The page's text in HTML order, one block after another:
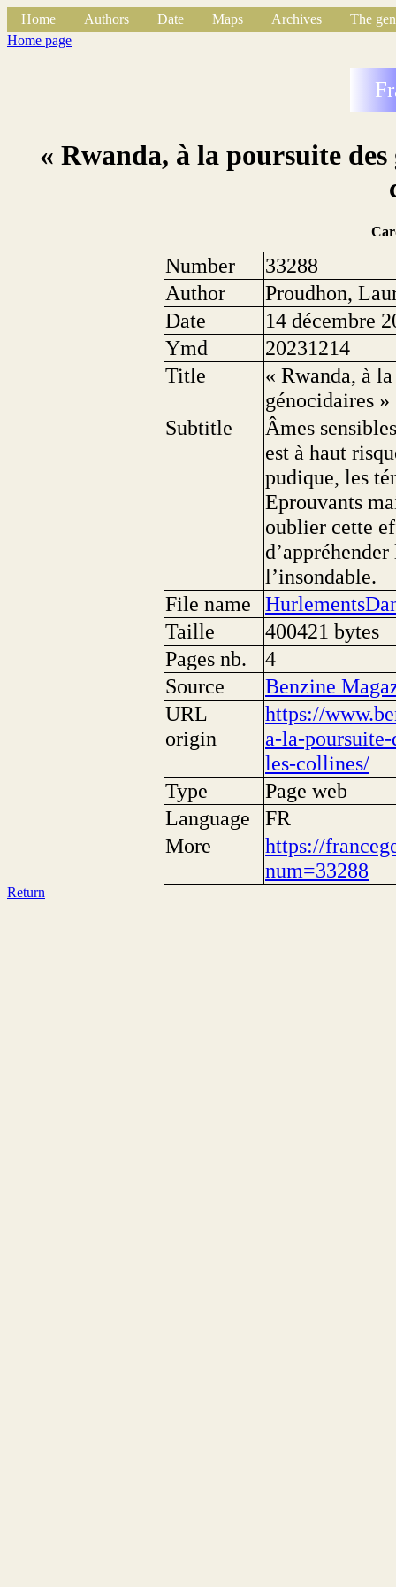
Home Authors Date Maps Archives
The
Home page
« Rwanda, à la poursuite
Number
33288
Author
Proudhon,
Date
14 décembre
Ymd
20231214
Title
« Rwanda, à
génocidaires
Subtitle
Âmes
est à haut
pudique, les
Eprouvants
oublier cette
l’insondable.
File name
Taille
400421 bytes
Pages nb.
4
Source
Benzine
URL
origin
https://
a-la-
les-collines/
Type
Page web
Language
FR
More
https://
num=33288
Return